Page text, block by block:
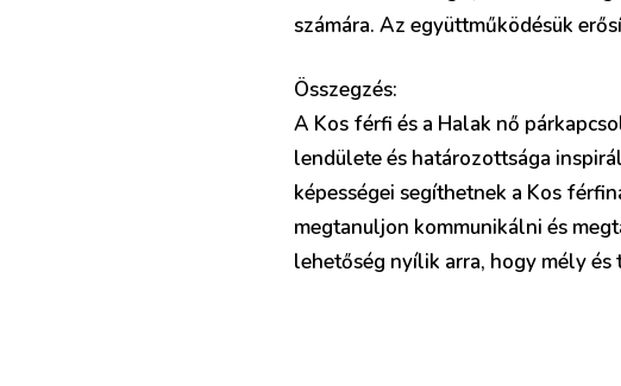
számára. Az együttműködésük
Összegzés:
A Kos férfi és a Halak nő
lendülete és határozottsága
képességei segíthetnek a Kos
megtanuljon kommunikálni és
lehetőség nyílik arra, hogy mély